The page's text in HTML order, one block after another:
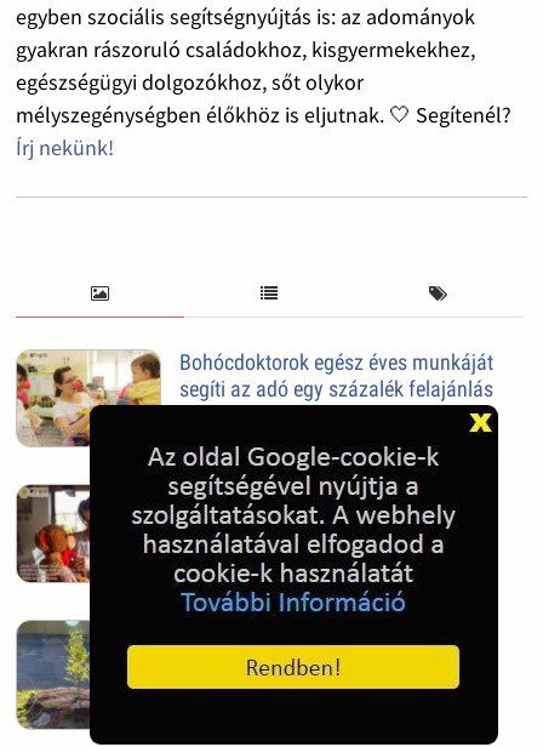
egyben szociális segítségnyújtás is: az adományok
gyakran rászoruló családokhoz, kisgyermekekhez,
egészségügyi dolgozókhoz, sőt olykor
mélyszegénységben élőkhöz is eljutnak. 🤍 Segítenél?
Írj nekünk!
Bohócdoktorok egész éves munkáját
segíti az adó egy százalék felajánlás
Adó 1% felajánlással adóbevalláskor
segítheted a gyermekmentést
2024. Feb. 27.
2022. Nov. 05.